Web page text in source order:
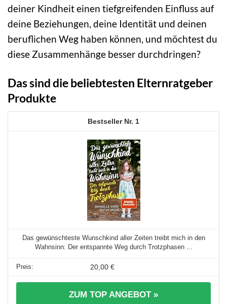
deiner Kindheit einen tiefgreifenden Einfluss auf
deine Beziehungen, deine Identität und deinen
beruflichen Weg haben können, und möchtest du
diese Zusammenhänge besser durchdringen?
Das sind die beliebtesten Elternratgeber
Produkte
1
Das gewünschteste Wunschkind aller Zeiten treibt mich in den
Wahnsinn: Der entspannte Weg durch Trotzphasen ...
20,00 €
ZUM TOP ANGEBOT »